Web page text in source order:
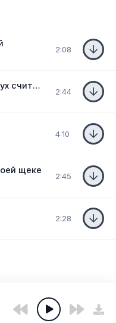
2:08
Не надо спать не надо мух считать
2:44
4:10
щеке
2:45
2:28